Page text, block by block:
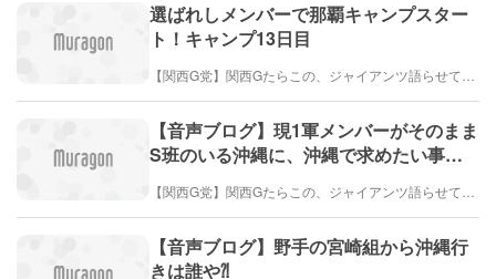
選ばれしメンバーで那覇キャンプスター
ト！キャンプ13日目
【音声ブログ】現1軍メンバーがそのまま
S班のいる沖縄に、沖縄で求めたい事と
【音声ブログ】野手の宮崎組から沖縄行
きは誰や⁈